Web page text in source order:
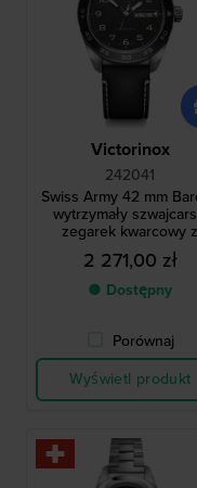
Victorinox
242041
Swiss Army 42 mm
wytrzymały
zegarek kwarcowy z
datownikiem dziennym
2 271,00 zł
● Dostępny
Porównaj
Wyświetl produkt